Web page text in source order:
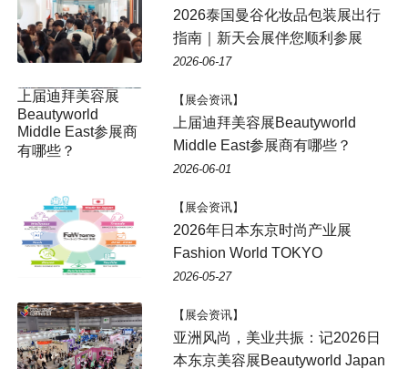
2026泰国曼谷化妆品包装展出行
指南｜新天会展伴您顺利参展
2026-06-17
【展会资讯】
上届迪拜美容展Beautyworld
Middle East参展商有哪些？
2026-06-01
【展会资讯】
2026年日本东京时尚产业展
Fashion World TOKYO
2026-05-27
【展会资讯】
亚洲风尚，美业共振：记2026日
本东京美容展Beautyworld Japan